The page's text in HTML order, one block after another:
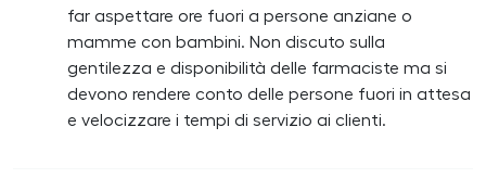
far aspettare ore fuori a persone anziane o
mamme con bambini. Non discuto sulla
gentilezza e disponibilità delle farmaciste ma si
devono rendere conto delle persone fuori in attesa
e velocizzare i tempi di servizio ai clienti.